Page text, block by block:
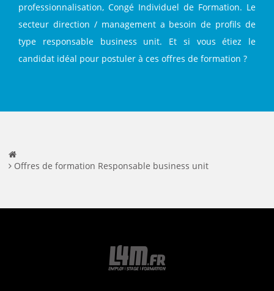
professionnalisation, Congé Individuel de Formation. Le
secteur direction / management a besoin de profils de
type responsable business unit. Et si vous étiez le
candidat idéal pour postuler à ces offres de formation ?
Offres de formation Responsable business unit